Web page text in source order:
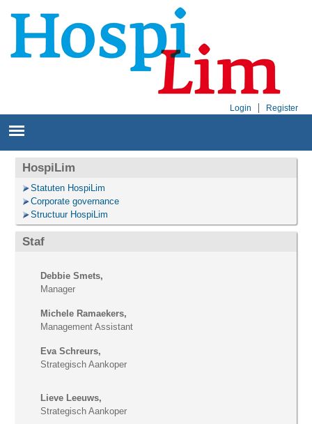
Login Register
HospiLim
Statuten HospiLim
Corporate governance
Structuur HospiLim
Staf
Debbie Smets,
Manager
Michele Ramaekers,
Management Assistant
Eva Schreurs,
Strategisch Aankoper
Lieve Leeuws,
Strategisch Aankoper